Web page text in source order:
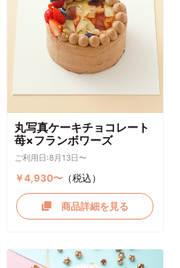
丸写真ケーキチョコレート
苺×フランボワーズ
ご利用日:8月13日〜
￥4,930〜 （税込）
商品詳細を見る